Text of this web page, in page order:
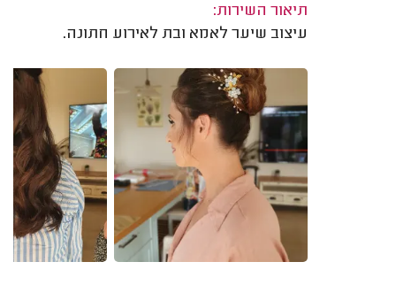
תיאור השירות:
עיצוב שיער לאמא ובת לאירוע חתונה.